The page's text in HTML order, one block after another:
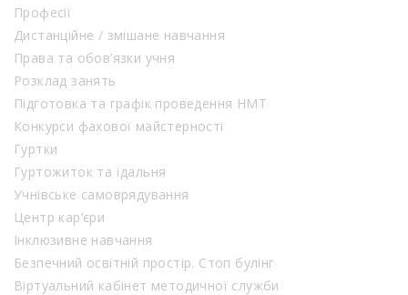
Професії
Дистанційне / змішане навчання
Права та обов’язки учня
Розклад занять
Підготовка та графік проведення НМТ
Конкурси фахової майстерності
Гуртки
Гуртожиток та їдальня
Учнівське самоврядування
Центр кар’єри
Інклюзивне навчання
Безпечний освітній простір. Стоп булінг
Віртуальний кабінет методичної служби